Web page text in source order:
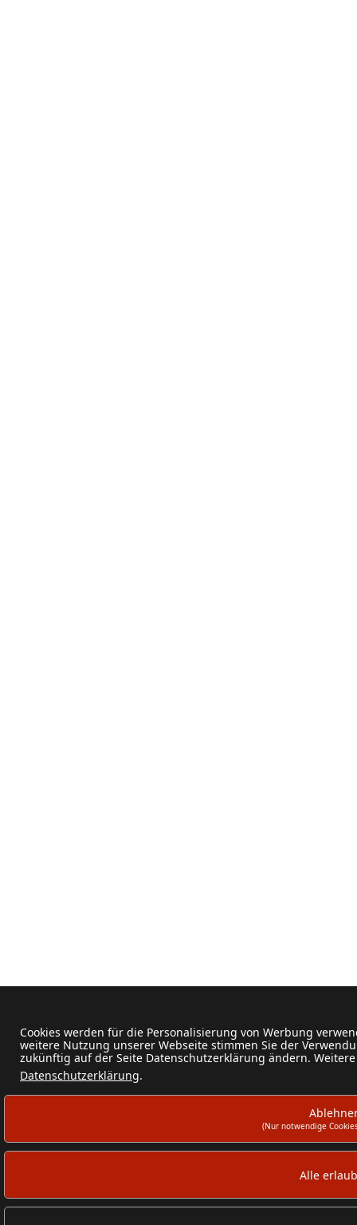
Cookies werden für die Personalisierung von Werbung
weitere Nutzung unserer Webseite stimmen Sie der
zukünftig auf der Seite Datenschutzerklärung ändern.
Datenschutzerklärung.
(Nur notwendige
Alle